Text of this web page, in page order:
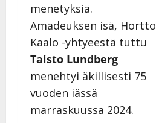
menetyksiä.
Amadeuksen isä, Hortto
Kaalo -yhtyeestä tuttu
Taisto Lundberg
menehtyi äkillisesti 75
vuoden iässä
marraskuussa 2024.